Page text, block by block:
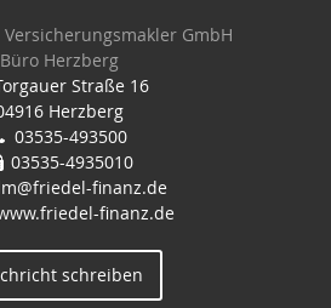
GmbH
Büro Herzberg
Straße 16
Herzberg
03535-493500
03535-4935010
finanz.de
finanz.de
schreiben